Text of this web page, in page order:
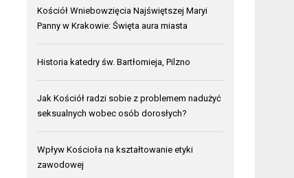
Kościół Wniebowzięcia Najświętszej Maryi
Panny w Krakowie: Święta aura miasta
Historia katedry św. Bartłomieja, Pilzno
Jak Kościół radzi sobie z problemem nadużyć
seksualnych wobec osób dorosłych?
Wpływ Kościoła na kształtowanie etyki
zawodowej